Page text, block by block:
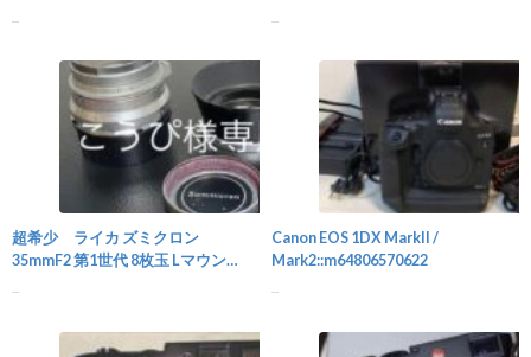
超希少 ライカ ズミクロン
35mmF2 第1世代 8枚玉 Lマウン
Canon EOS 1DX MarkII /
Mark2::m64806570622